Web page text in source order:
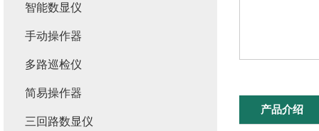
产品介绍
智能数显仪
手动操作器
多路巡检仪
简易操作器
三回路数显仪